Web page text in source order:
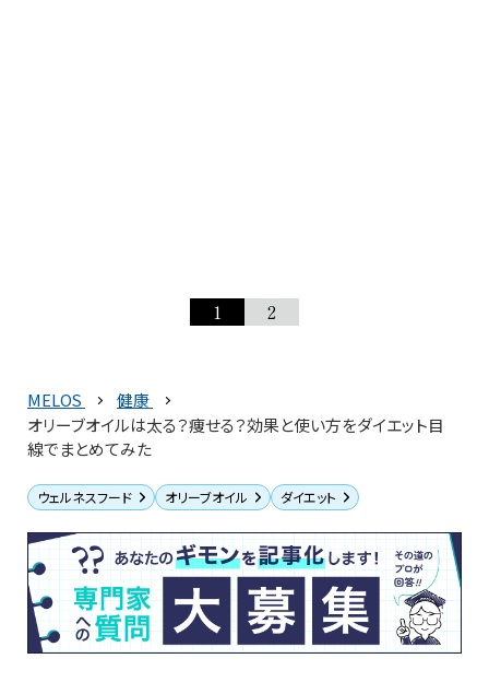
1 2
MELOS
健康
オリーブオイルは太る？痩せる？効果と使い方をダイエット目
線でまとめてみた
ウェルネスフード オリーブオイル ダイエット